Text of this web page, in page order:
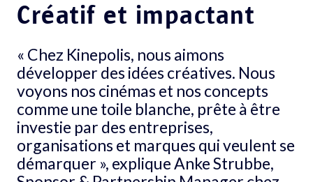
Créatif et impactant
« Chez Kinepolis, nous aimons
développer des idées créatives. Nous
voyons nos cinémas et nos concepts
comme une toile blanche, prête à être
investie par des entreprises,
organisations et marques qui veulent se
démarquer », explique Anke Strubbe,